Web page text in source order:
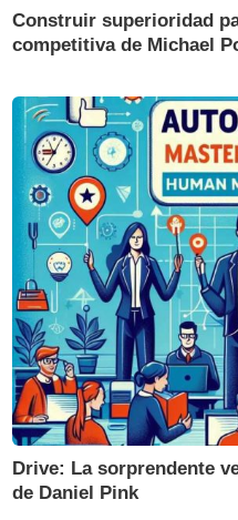
Construir superioridad
competitiva de Michael
Drive: La sorprendente
de Daniel Pink